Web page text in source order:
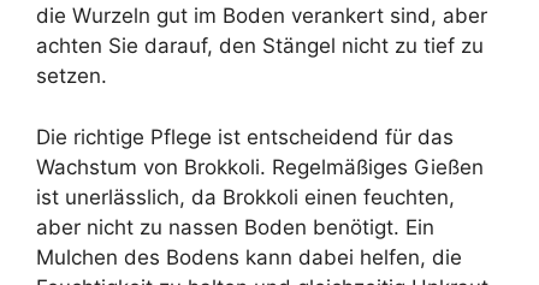
die Wurzeln gut im Boden verankert sind, aber
achten Sie darauf, den Stängel nicht zu tief zu
setzen.
Die richtige Pflege ist entscheidend für das
Wachstum von Brokkoli. Regelmäßiges Gießen
ist unerlässlich, da Brokkoli einen feuchten,
aber nicht zu nassen Boden benötigt. Ein
Mulchen des Bodens kann dabei helfen, die